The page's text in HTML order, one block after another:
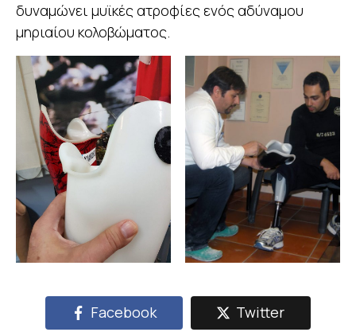
δυναμώνει μυϊκές ατροφίες ενός αδύναμου
μηριαίου κολοβώματος.
Facebook Twitter